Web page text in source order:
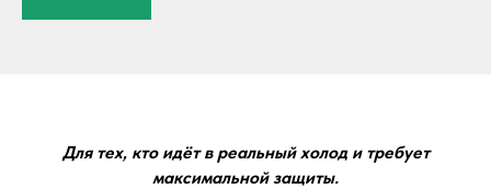
Для тех, кто идёт в реальный холод и требует
максимальной защиты.